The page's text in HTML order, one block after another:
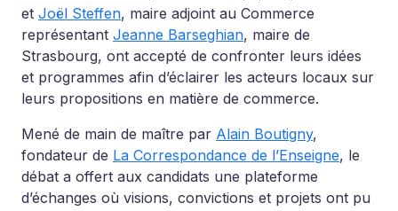
et Joël Steffen, maire adjoint au Commerce
représentant Jeanne Barseghian, maire de
Strasbourg, ont accepté de confronter leurs idées
et programmes afin d’éclairer les acteurs locaux sur
leurs propositions en matière de commerce.
Mené de main de maître par Alain Boutigny,
fondateur de La Correspondance de l’Enseigne, le
débat a offert aux candidats une plateforme
d’échanges où visions, convictions et projets ont pu